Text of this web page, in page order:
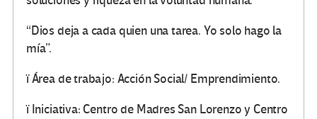
“Dios deja a cada quien una tarea. Yo solo hago la
mía”.
ï Área de trabajo: Acción Social/ Emprendimiento.
ï Iniciativa: Centro de Madres San Lorenzo y Centro